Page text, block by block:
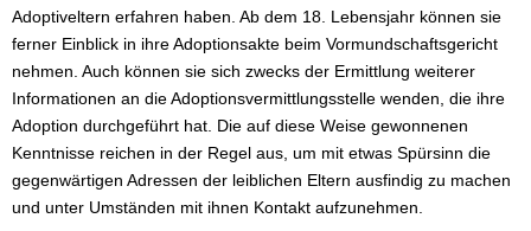
Adoptiveltern erfahren haben. Ab dem 18. Lebensjahr können sie
ferner Einblick in ihre Adoptionsakte beim Vormundschaftsgericht
nehmen. Auch können sie sich zwecks der Ermittlung weiterer
Informationen an die Adoptionsvermittlungsstelle wenden, die ihre
Adoption durchgeführt hat. Die auf diese Weise gewonnenen
Kenntnisse reichen in der Regel aus, um mit etwas Spürsinn die
gegenwärtigen Adressen der leiblichen Eltern ausfindig zu machen
und unter Umständen mit ihnen Kontakt aufzunehmen.